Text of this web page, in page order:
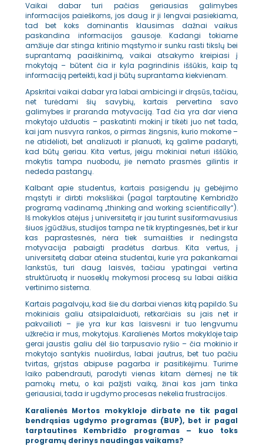
Vaikai dabar turi pačias geriausias galimybes
informacijos paieškoms, jos daug ir ji lengvai pasiekiama,
tad bet koks dominantis klausimas dažnai vaikus
paskandina informacijos gausoje. Kadangi tokiame
amžiuje dar stinga kritinio mąstymo ir sunku rasti tikslų bei
suprantamą paaiškinimą, vaikai atsakymo kreipiasi į
mokytoją – būtent čia ir kyla pagrindinis iššūkis, kaip tą
informaciją perteikti, kad ji būtų suprantama kiekvienam.
Apskritai vaikai dabar yra labai ambicingi ir drąsūs, tačiau,
net turėdami šių savybių, kartais pervertina savo
galimybes ir praranda motyvaciją. Tad čia yra dar viena
mokytojo užduotis – paskatinti mokinį ir tikėti juo net tada,
kai jam nusvyra rankos, o pirmas žingsnis, kurio mokome –
ne atidėlioti, bet analizuoti ir planuoti, ką galime padaryti,
kad būtų geriau. Kita vertus, jeigu mokiniai neturi iššūkio,
mokytis tampa nuobodu, jie nemato prasmės gilintis ir
nededa pastangų.
Kalbant apie studentus, kartais pasigendu jų gebėjimo
mąstyti ir dirbti moksliškai (pagal tarptautinę Kembridžo
programą vadinamą „thinking and working scientifically“).
Iš mokyklos atėjus į universitetą ir jau turint susiformavusius
šiuos įgūdžius, studijos tampa ne tik kryptingesnės, bet ir kur
kas paprastesnės, nėra tiek sumaišties ir nedingsta
motyvacija pabaigti pradėtus darbus. Kita vertus, į
universitetą dabar ateina studentai, kurie yra pakankamai
lankstūs, turi daug laisvės, tačiau ypatingai vertina
struktūruotą ir nuoseklų mokymosi procesą su labai aiškia
vertinimo sistema.
Kartais pagalvoju, kad šie du darbai vienas kitą papildo. Su
mokiniais galiu atsipalaiduoti, retkarčiais su jais net ir
pakvailioti – jie yra kur kas laisvesni ir tuo lengvumu
užkrečia ir mus, mokytojus. Karalienės Mortos mokykloje taip
gerai jaustis galiu dėl šio tarpusavio ryšio – čia mokinio ir
mokytojo santykis nuoširdus, labai jautrus, bet tuo pačiu
tvirtas, grįstas abipuse pagarba ir pasitikėjimu. Turime
laiko pabendrauti, parodyti vienas kitam dėmesį ne tik
pamokų metu, o kai pažįsti vaiką, žinai kas jam tinka
geriausiai, tada ir ugdymo procesas nekelia frustracijos.
Karalienės Mortos mokykloje dirbate ne tik pagal
bendrąsias ugdymo programas (BUP), bet ir pagal
tarptautines Kembridžo programas – kuo toks
programų derinys naudingas vaikams?